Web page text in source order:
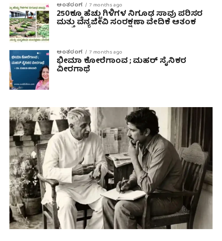
ಅಂತರಂಗ 7 months ago
250ಕ್ಕೂ ಹೆಚ್ಚು ಗಿಳಿಗಳ ನಿಗೂಢ ಸಾವು ಪರಿಸರ
ಮತ್ತು ವನ್ಯಜೀವಿ ಸಂರಕ್ಷಣಾ ವೇದಿಕೆ ಆತಂಕ
ಅಂತರಂಗ 7 months ago
ಭೀಮಾ ಕೋರೆಗಾಂವ ; ಮಹರ್ ಸೈನಿಕರ
ವೀರಗಾಥೆ